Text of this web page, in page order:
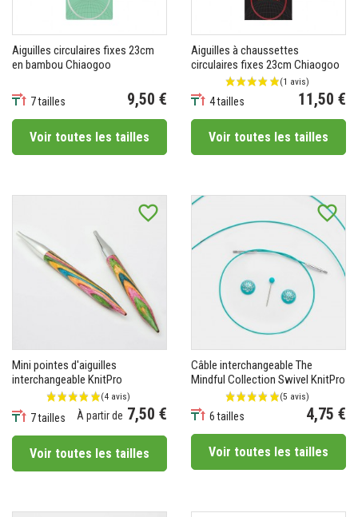
Aiguilles circulaires fixes 23cm
en bambou Chiaogoo
7 tailles 9,50 €
Voir toutes les tailles
Aiguilles à chaussettes
circulaires fixes 23cm Chiaogoo
4 tailles 11,50 €
Voir toutes les tailles
favorite_border
Mini pointes d'aiguilles
interchangeable KnitPro
7 tailles À partir de 7,50 €
Voir toutes les tailles
favorite_border
Câble interchangeable The
Mindful Collection Swivel KnitPro
6 tailles 4,75 €
Voir toutes les tailles